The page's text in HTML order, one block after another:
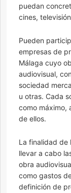
puedan
cines,
Pueden
empresas de
Málaga cuyo
audiovisual,
sociedad
u otras. Cada
como máximo,
de ellos.
La finalidad de
llevar a cabo
obra
como gastos
definición de